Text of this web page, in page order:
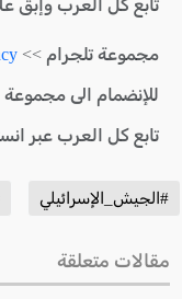
تابع كل العرب وإبق
مجموعة تلجرام >>
للإنضمام الى مجموعة
تابع كل العرب عبر
#الجيش_الإسرائيلي
مقالات متعلقة